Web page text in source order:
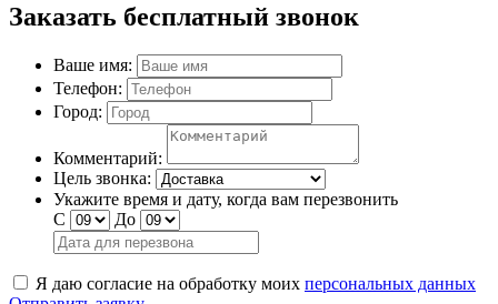
Заказать бесплатный звонок
Ваше имя:
Телефон:
Город:
Комментарий:
Цель звонка:
Укажите время и дату, когда вам перезвонить
С
До
Я даю согласие на обработку моих персональных данных